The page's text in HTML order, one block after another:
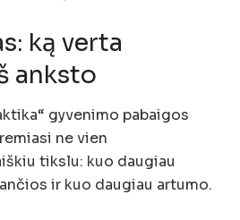
ką verta
anksto
gyvenimo pabaigos
ne vien
tikslu: kuo daugiau
ir kuo daugiau artumo.